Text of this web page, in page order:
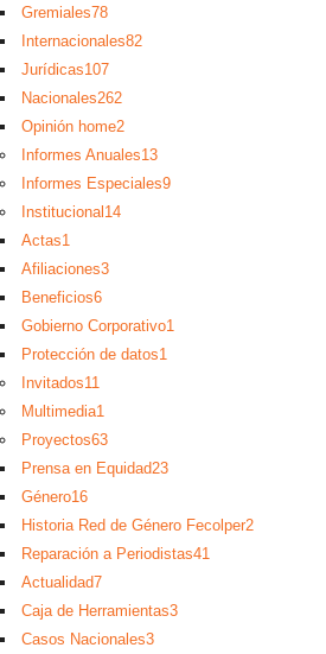
Gremiales78
Internacionales82
Jurídicas107
Nacionales262
Opinión home2
Informes Anuales13
Informes Especiales9
Institucional 14
Actas1
Afiliaciones3
Beneficios6
Gobierno Corporativo1
Protección de datos1
Invitados11
Multimedia1
Proyectos63
Prensa en Equidad23
Género16
Historia Red de Género Fecolper2
Reparación a Periodistas41
Actualidad7
Caja de Herramientas3
Casos Nacionales3